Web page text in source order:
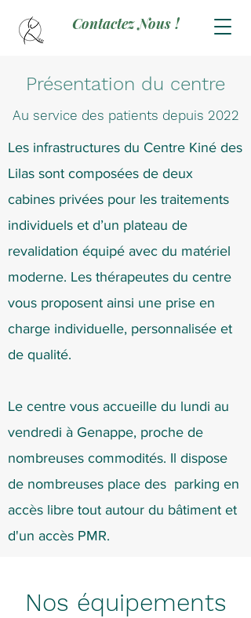
Contactez Nous !
Présentation du centre
Au service des patients depuis 2022
Les infrastructures du Centre Kiné des
Lilas sont composées de deux
cabines privées pour les traitements
individuels et d’un plateau de
revalidation équipé avec du matériel
moderne. Les thérapeutes du centre
vous proposent ainsi une prise en
charge individuelle, personnalisée et
de qualité.
Le centre vous accueille du lundi au
vendredi à Genappe, proche de
nombreuses commodités. Il dispose
de nombreuses place des parking en
accès libre tout autour du bâtiment et
d'un accès PMR.
Nos équipements